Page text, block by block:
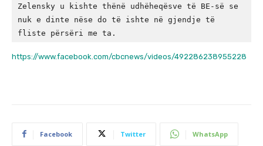
Zelensky u kishte thënë udhëheqësve të BE-së se
nuk e dinte nëse do të ishte në gjendje të
https://www.facebook.com/cbcnews/videos/492286238955228
Facebook Twitter WhatsApp